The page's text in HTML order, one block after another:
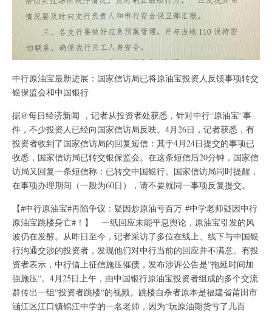
中行原油宝最新进展：国家信访局已将原油宝投资人反馈事项转交
银保监会和中国银行
据@每日经济新闻 ，记者从投资者处获悉，针对中行“原油宝“事
件，不少投资人已经向国家信访局反映。4月26日，记者获悉，有
投资者收到了国家信访局的回复短信：其于4月24日提交的事项已
收悉，国家信访局已转交银保监会。在这条短信后20分钟，国家信
访局又回复一条短信称：已转交中国银行。国家信访局同时提醒，
在事项办理期间（一般为60日），请不要就同一事项反复提交。
【#中行原油宝#再陷争议：疑因炒原油亏百万 #中学老师疑因中行
原油宝跳楼身亡#！】 一纸回应未能平息舆论，原油宝引发的风
波仍在发酵。从昨日至今，记者采访了多位在线上、线下与中国银
行沟通交涉的投资者，发现他们对中行当前的回应并不满意。有投
资者表示，中行借上征信施压催债，发布涉诉公告是“拖延时间加
强施压“。4月25日上午，由中国银行原油宝投资者组成的多个交流
群传出一组“投资者跳楼“的视频。跳楼自杀者原本是福建省莆田市
涵江区江口镇锦江中学的一名老师，因为“玩原油期货亏了几百